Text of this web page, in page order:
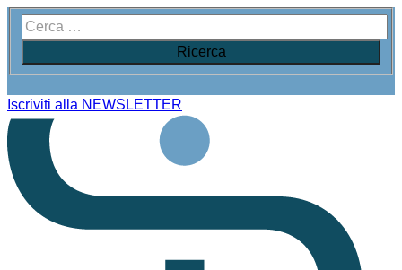
Iscriviti alla NEWSLETTER